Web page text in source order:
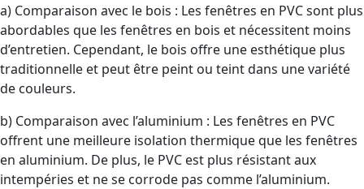
a) Comparaison avec le bois : Les fenêtres en PVC sont plus
abordables que les fenêtres en bois et nécessitent moins
d’entretien. Cependant, le bois offre une esthétique plus
traditionnelle et peut être peint ou teint dans une variété
de couleurs.
b) Comparaison avec l’aluminium : Les fenêtres en PVC
offrent une meilleure isolation thermique que les fenêtres
en aluminium. De plus, le PVC est plus résistant aux
intempéries et ne se corrode pas comme l’aluminium.